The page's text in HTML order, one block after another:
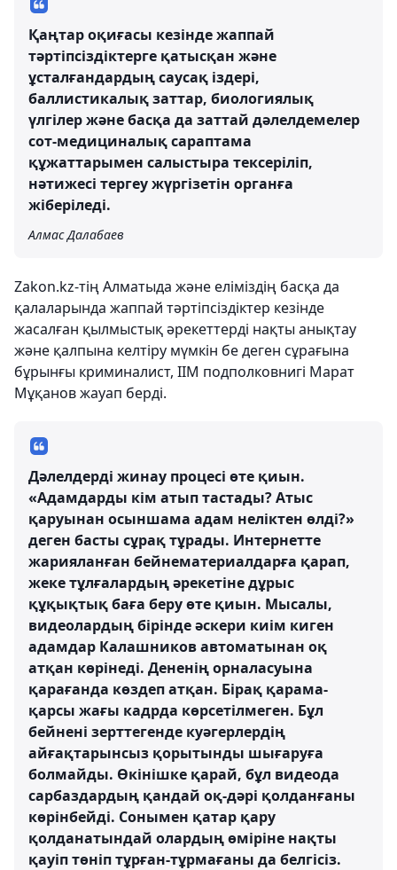
Қаңтар оқиғасы кезінде жаппай
тәртіпсіздіктерге қатысқан және
ұсталғандардың саусақ іздері,
баллистикалық заттар, биологиялық
үлгілер және басқа да заттай дәлелдемелер
сот-медициналық сараптама
құжаттарымен салыстыра тексеріліп,
нәтижесі тергеу жүргізетін органға
жіберіледі.
Алмас Далабаев
Zakon.kz-тің Алматыда және еліміздің басқа да
қалаларында жаппай тәртіпсіздіктер кезінде
жасалған қылмыстық әрекеттерді нақты анықтау
және қалпына келтіру мүмкін бе деген сұрағына
бұрынғы криминалист, ІІМ подполковнигі Марат
Мұқанов жауап берді.
Дәлелдерді жинау процесі өте қиын.
«Адамдарды кім атып тастады? Атыс
қаруынан осыншама адам неліктен өлді?»
деген басты сұрақ тұрады. Интернетте
жарияланған бейнематериалдарға қарап,
жеке тұлғалардың әрекетіне дұрыс
құқықтық баға беру өте қиын. Мысалы,
видеолардың бірінде әскери киім киген
адамдар Калашников автоматынан оқ
атқан көрінеді. Дененің орналасуына
қарағанда көздеп атқан. Бірақ қарама-
қарсы жағы кадрда көрсетілмеген. Бұл
бейнені зерттегенде куәгерлердің
айғақтарынсыз қорытынды шығаруға
болмайды. Өкінішке қарай, бұл видеода
сарбаздардың қандай оқ-дәрі қолданғаны
көрінбейді. Сонымен қатар қару
қолданатындай олардың өміріне нақты
қауіп төніп тұрған-тұрмағаны да белгісіз.